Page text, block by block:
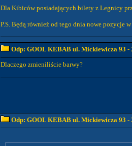
Dla Kibiców posiadających bilety z Legnicy
P.S. Będą również od tego dnia nowe pozycje w
Odp: GOOL KEBAB ul. Mickiewicza 93 -
Dlaczego zmieniliście barwy?
Odp: GOOL KEBAB ul. Mickiewicza 93 -